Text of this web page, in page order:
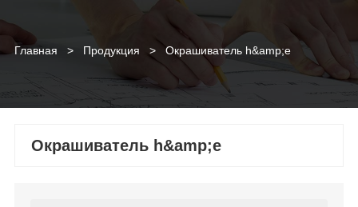
Главная > Продукция > Окрашиватель h&amp;e
Окрашиватель h&amp;e